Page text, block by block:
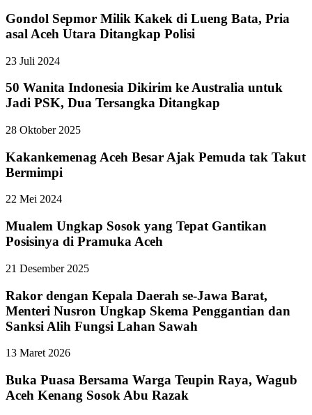
Gondol Sepmor Milik Kakek di Lueng Bata, Pria
asal Aceh Utara Ditangkap Polisi
23 Juli 2024
50 Wanita Indonesia Dikirim ke Australia untuk
Jadi PSK, Dua Tersangka Ditangkap
28 Oktober 2025
Kakankemenag Aceh Besar Ajak Pemuda tak Takut
Bermimpi
22 Mei 2024
Mualem Ungkap Sosok yang Tepat Gantikan
Posisinya di Pramuka Aceh
21 Desember 2025
Rakor dengan Kepala Daerah se-Jawa Barat,
Menteri Nusron Ungkap Skema Penggantian dan
Sanksi Alih Fungsi Lahan Sawah
13 Maret 2026
Buka Puasa Bersama Warga Teupin Raya, Wagub
Aceh Kenang Sosok Abu Razak